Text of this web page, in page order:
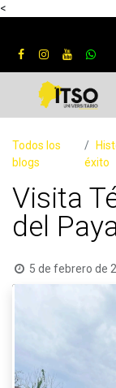
<
Todos los
blogs
éxito
Visita
del
5 de febrero de